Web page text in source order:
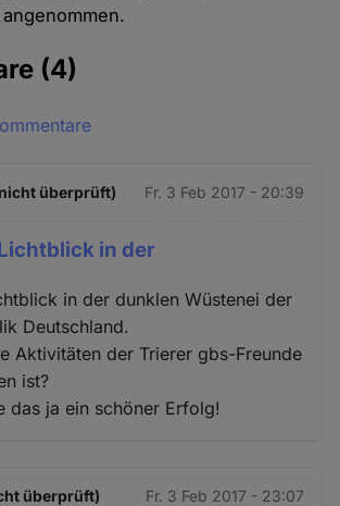
(4)
überprüft) Fr. 3 Feb 2017 - 20:39
in der
in der dunklen Wüstenei der
Deutschland.
Aktivitäten der Trierer gbs-Freunde
ist?
das ja ein schöner Erfolg!
überprüft) Fr. 3 Feb 2017 - 23:07